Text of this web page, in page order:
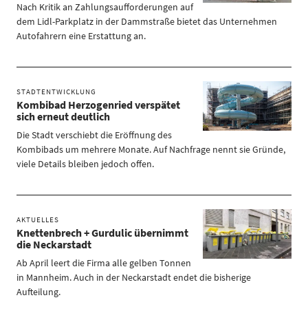
Nach Kritik an Zahlungsaufforderungen auf
dem Lidl-Parkplatz in der Dammstraße bietet das Unternehmen
Autofahrern eine Erstattung an.
STADTENTWICKLUNG
Kombibad Herzogenried verspätet
sich erneut deutlich
Die Stadt verschiebt die Eröffnung des
Kombibads um mehrere Monate. Auf Nachfrage nennt sie Gründe,
viele Details bleiben jedoch offen.
AKTUELLES
Knettenbrech + Gurdulic übernimmt
die Neckarstadt
Ab April leert die Firma alle gelben Tonnen
in Mannheim. Auch in der Neckarstadt endet die bisherige
Aufteilung.